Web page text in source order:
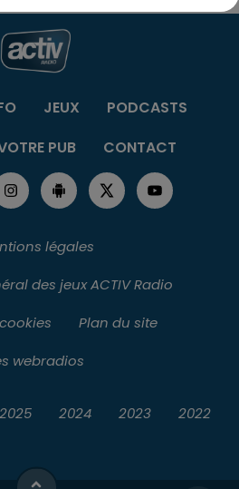
JEUX
PODCASTS
PUB CONTACT
légales
des jeux ACTIV Radio
Plan du site
webradios
2025 2024 2023 2022